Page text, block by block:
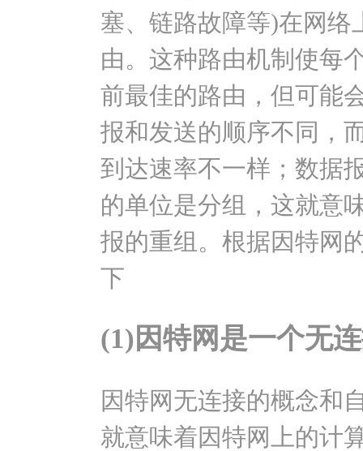
塞、链路故障等)在网络
由。这种路由机制使每
前最佳的路由，但可能
报和发送的顺序不同，
到达速率不一样；数据
的单位是分组，这就意
报的重组。根据因特网
下
(1)因特网是一个无
因特网无连接的概念和
就意味着因特网上的计